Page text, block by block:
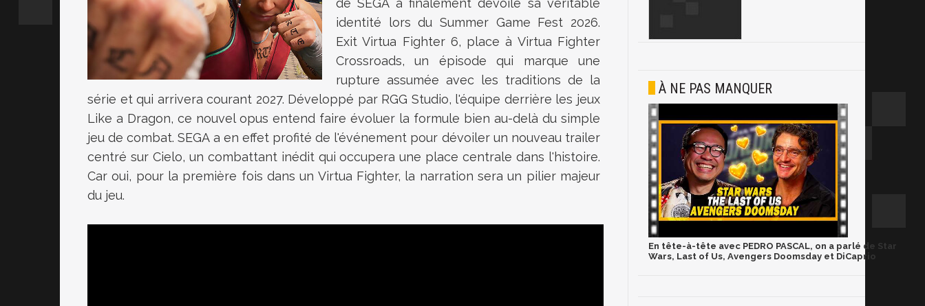
de SEGA a finalement dévoilé sa véritable
identité lors du Summer Game Fest 2026.
Exit Virtua Fighter 6, place à Virtua Fighter
Crossroads, un épisode qui marque une
rupture assumée avec les traditions de la
série et qui arrivera courant 2027. Développé par RGG Studio, l'équipe derrière les jeux
Like a Dragon, ce nouvel opus entend faire évoluer la formule bien au-delà du simple
jeu de combat. SEGA a en effet profité de l'événement pour dévoiler un nouveau trailer
centré sur Cielo, un combattant inédit qui occupera une place centrale dans l'histoire.
Car oui, pour la première fois dans un Virtua Fighter, la narration sera un pilier majeur
du jeu.
À NE PAS MANQUER
En tête-à-tête avec PEDRO PASCAL, on a parlé de Star
Wars, Last of Us, Avengers Doomsday et DiCaprio